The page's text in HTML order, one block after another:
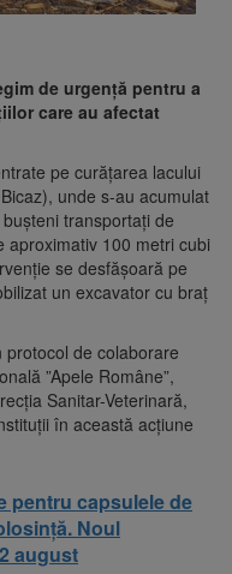
de urgență pentru a
care au afectat
pe curățarea lacului
unde s-au acumulat
transportați de
aproximativ 100 metri cubi
se desfășoară pe
un excavator cu braț
de colaborare
”Apele Române”,
Sanitar-Veterinară,
în această acțiune
pentru capsulele de
Noul
august